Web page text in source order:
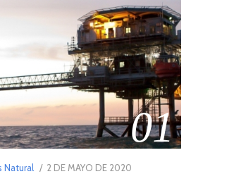
01
Natural
POSTED
2 DE MAYO DE 2020